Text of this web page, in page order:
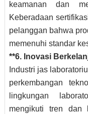
keamanan dan
Keberadaan
pelanggan bahwa
memenuhi standar
**6. Inovasi
Industri jas
perkembangan
lingkungan
mengikuti tren dan